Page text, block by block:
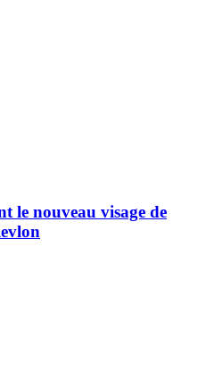
le nouveau visage de